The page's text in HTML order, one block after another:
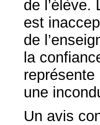
de l’élève.
est
de
la
une
Un avis